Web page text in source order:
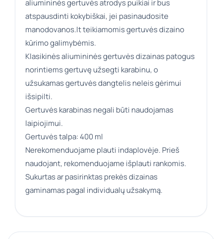
aliumininės gertuvės atrodys puikiai ir bus
atspausdinti kokybiškai, jei pasinaudosite
manodovanos.lt teikiamomis gertuvės dizaino
kūrimo galimybėmis.
Klasikinės aliumininės gertuvės dizainas patogus
norintiems gertuvę užsegti karabinu, o
užsukamas gertuvės dangtelis neleis gėrimui
išsipilti.
Gertuvės karabinas negali būti naudojamas
laipiojimui.
Gertuvės talpa: 400 ml
Nerekomenduojame plauti indaplovėje. Prieš
naudojant, rekomenduojame išplauti rankomis.
Sukurtas ar pasirinktas prekės dizainas
gaminamas pagal individualų užsakymą.